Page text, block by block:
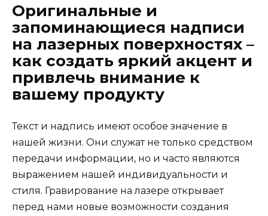
Оригинальные и
запоминающиеся надписи
на лазерных поверхностях –
как создать яркий акцент и
привлечь внимание к
вашему продукту
Текст и надпись имеют особое значение в
нашей жизни. Они служат не только средством
передачи информации, но и часто являются
выражением нашей индивидуальности и
стиля. Гравирование на лазере открывает
перед нами новые возможности создания